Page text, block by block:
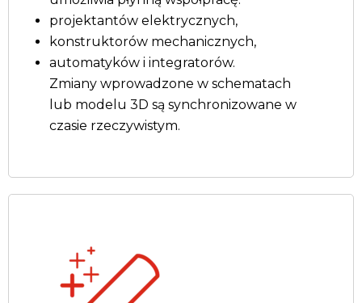
projektantów elektrycznych,
konstruktorów mechanicznych,
automatyków i integratorów.
Zmiany wprowadzone w schematach
lub modelu 3D są synchronizowane w
czasie rzeczywistym.